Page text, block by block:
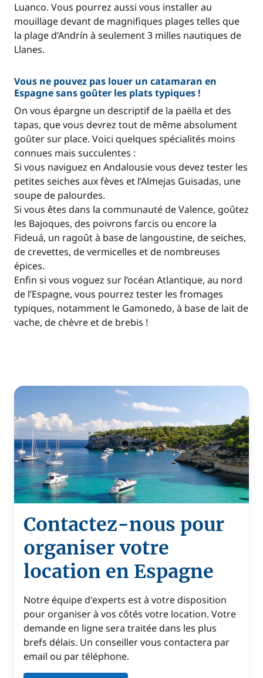
Luanco. Vous pourrez aussi vous installer au
mouillage devant de magnifiques plages telles que
la plage d’Andrín à seulement 3 milles nautiques de
Llanes.
Vous ne pouvez pas louer un catamaran en
Espagne sans goûter les plats typiques !
On vous épargne un descriptif de la paëlla et des
tapas, que vous devrez tout de même absolument
goûter sur place. Voici quelques spécialités moins
connues mais succulentes :
Si vous naviguez en Andalousie vous devez tester les
petites seiches aux fèves et l’Almejas Guisadas, une
soupe de palourdes.
Si vous êtes dans la communauté de Valence, goûtez
les Bajoques, des poivrons farcis ou encore la
Fideuá, un ragoût à base de langoustine, de seiches,
de crevettes, de vermicelles et de nombreuses
épices.
Enfin si vous voguez sur l’océan Atlantique, au nord
de l’Espagne, vous pourrez tester les fromages
typiques, notamment le Gamonedo, à base de lait de
vache, de chèvre et de brebis !
Contactez-nous pour
organiser votre
location en Espagne
Notre équipe d'experts est à votre disposition
pour organiser à vos côtés votre location. Votre
demande en ligne sera traitée dans les plus
brefs délais. Un conseiller vous contactera par
email ou par téléphone.